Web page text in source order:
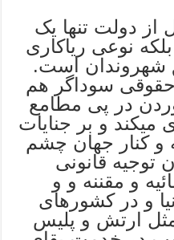
دولت تنها یک
نوعی ریاکاری
شهروندان است.
سوداگر هم
در پی مطامع
میکند و بر جنایات
و کنار جهان چشم
توجیه قانونی
و مقننه و و
و در کشورهای
ارتش و پلیس